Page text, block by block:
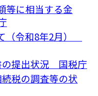
等に相当する金
（令和8年2月）
の提出状況 国税庁
税の調査等の状